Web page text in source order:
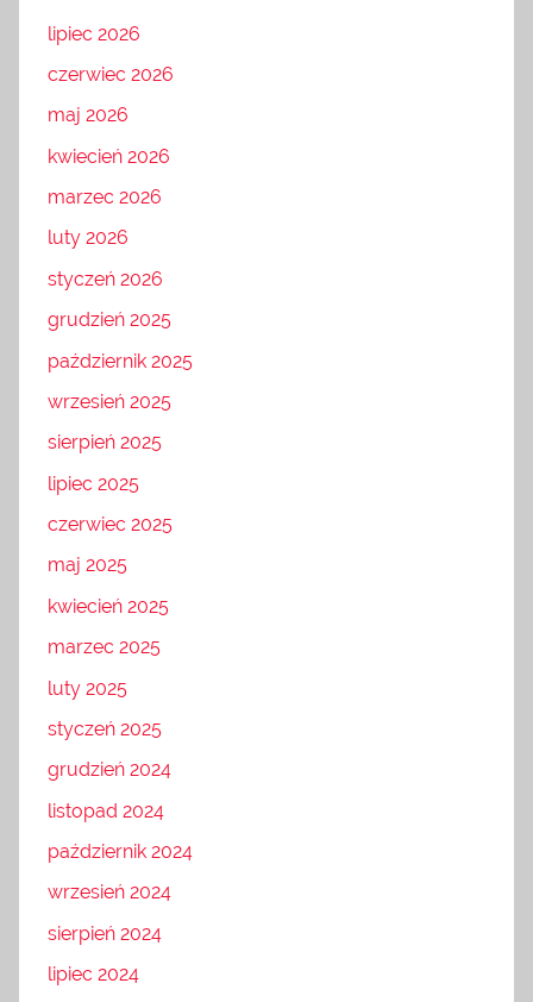
lipiec 2026
czerwiec 2026
maj 2026
kwiecień 2026
marzec 2026
luty 2026
styczeń 2026
grudzień 2025
październik 2025
wrzesień 2025
sierpień 2025
lipiec 2025
czerwiec 2025
maj 2025
kwiecień 2025
marzec 2025
luty 2025
styczeń 2025
grudzień 2024
listopad 2024
październik 2024
wrzesień 2024
sierpień 2024
lipiec 2024